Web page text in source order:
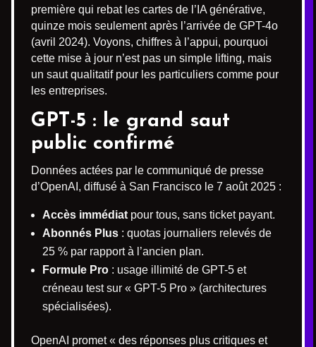
première qui rebat les cartes de l’IA générative,
quinze mois seulement après l’arrivée de GPT-4o
(avril 2024). Voyons, chiffres à l’appui, pourquoi
cette mise à jour n’est pas un simple lifting, mais
un saut qualitatif pour les particuliers comme pour
les entreprises.
GPT-5 : le grand saut
public confirmé
Données actées par le communiqué de presse
d’OpenAI, diffusé à San Francisco le 7 août 2025 :
Accès immédiat pour tous, sans ticket payant.
Abonnés Plus : quotas journaliers relevés de
25 % par rapport à l’ancien plan.
Formule Pro : usage illimité de GPT-5 et
créneau test sur « GPT-5 Pro » (architectures
spécialisées).
OpenAI promet « des réponses plus critiques et